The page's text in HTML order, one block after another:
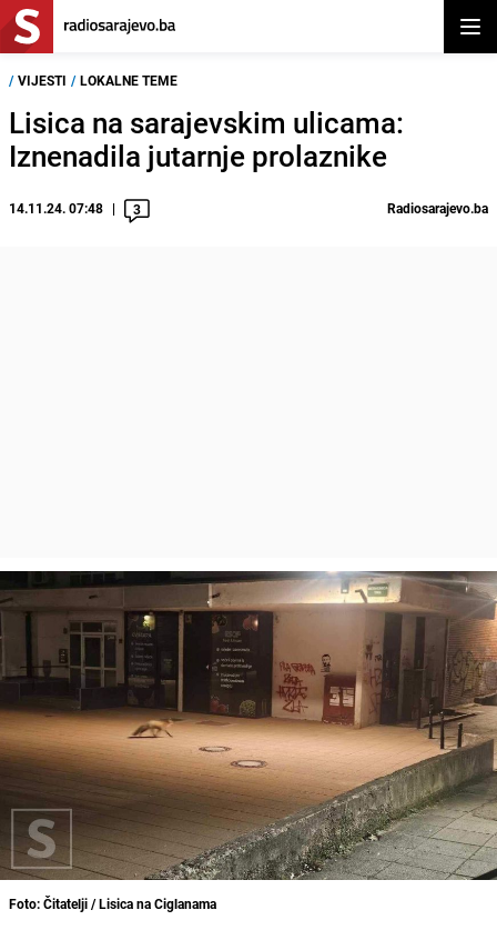
/ VIJESTI / LOKALNE TEME
Lisica na sarajevskim ulicama:
Iznenadila jutarnje prolaznike
14.11.24. 07:48 3 Radiosarajevo.ba
Foto: Čitatelji / Lisica na Ciglanama